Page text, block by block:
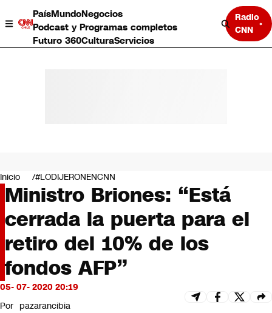
PaísMundoNegocios
Podcast y Programas completos
Futuro 360CulturaServicios
Radio
CNN
Negocios
Deportes
Programas completos
Cultura
Servicios
Bits
CNN tiempo
Futuro 360
Inicio #LODIJERONENCNN
Ministro Briones: “Está
cerrada la puerta para el
retiro del 10% de los
fondos AFP”
05- 07- 2020 20:19
Por pazarancibia